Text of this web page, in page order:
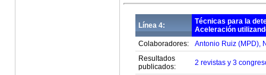
Línea 4:
Técnicas para la
Aceleración
Colaboradores:
Antonio Ruiz (MPD),
Resultados
publicados:
2 revistas y 3